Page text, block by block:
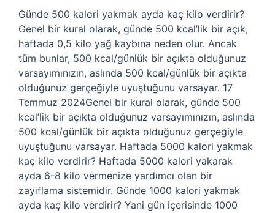
Günde 500 kalori yakmak ayda kaç kilo verdirir?
Genel bir kural olarak, günde 500 kcal’lik bir açık,
haftada 0,5 kilo yağ kaybına neden olur. Ancak
tüm bunlar, 500 kcal/günlük bir açıkta olduğunuz
varsayımınızın, aslında 500 kcal/günlük bir açıkta
olduğunuz gerçeğiyle uyuştuğunu varsayar. 17
Temmuz 2024Genel bir kural olarak, günde 500
kcal’lik bir açıkta olduğunuz varsayımınızın, aslında
500 kcal/günlük bir açıkta olduğunuz gerçeğiyle
uyuştuğunu varsayar. Haftada 5000 kalori yakmak
kaç kilo verdirir? Haftada 5000 kalori yakarak
ayda 6-8 kilo vermenize yardımcı olan bir
zayıflama sistemidir. Günde 1000 kalori yakmak
ayda kaç kilo verdirir? Yani gün içerisinde 1000